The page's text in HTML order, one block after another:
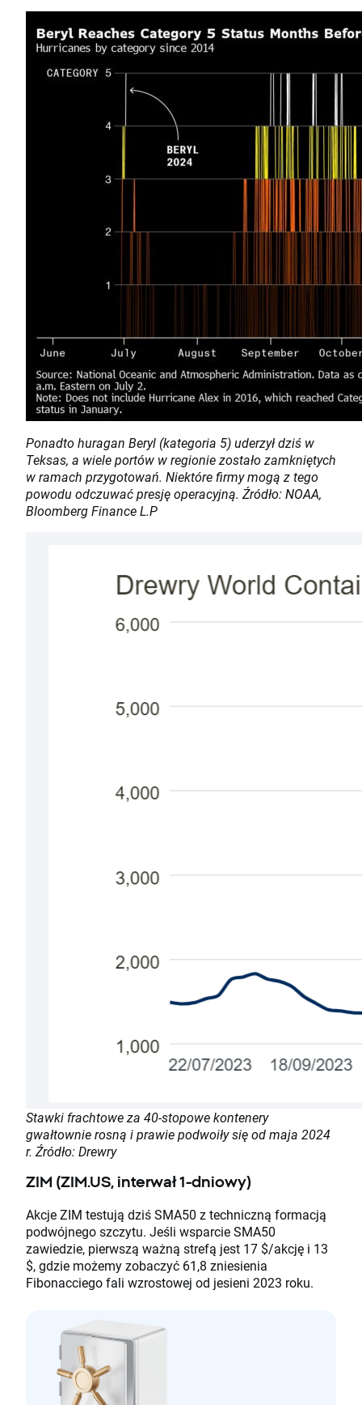
Ponadto huragan Beryl (kategoria 5) uderzył dziś w
Teksas, a wiele portów w regionie zostało zamkniętych
w ramach przygotowań. Niektóre firmy mogą z tego
powodu odczuwać presję operacyjną. Źródło: NOAA,
Bloomberg Finance L.P
Stawki frachtowe za 40-stopowe kontenery
gwałtownie rosną i prawie podwoiły się od maja 2024
r. Źródło: Drewry
ZIM (ZIM.US, interwał 1-dniowy)
Akcje ZIM testują dziś SMA50 z techniczną formacją
podwójnego szczytu. Jeśli wsparcie SMA50
zawiedzie, pierwszą ważną strefą jest 17 $/akcję i 13
$, gdzie możemy zobaczyć 61,8 zniesienia
Fibonacciego fali wzrostowej od jesieni 2023 roku.